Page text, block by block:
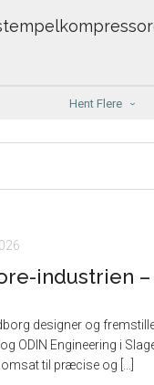
Hent Flere
industrien
designer og
ODIN Engineering i
til præcise og [...]